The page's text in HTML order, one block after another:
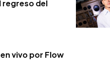
regreso del
vivo por Flow